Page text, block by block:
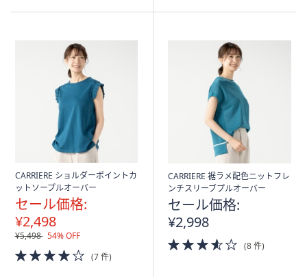
CARRIERE ショルダーポイントカ
ットソープルオーバー
セール価格:
¥2,498
¥5,498 54% OFF
4.0
of
(7 件)
CARRIERE 裾ラメ配色ニットフレ
ンチスリーブプルオーバー
セール価格:
¥2,998
3.5
of
(8 件)